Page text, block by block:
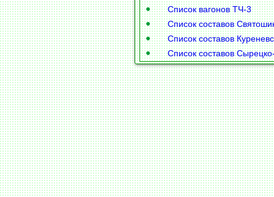
Список вагонов ТЧ-3
Список составов
Список составов
Список составов